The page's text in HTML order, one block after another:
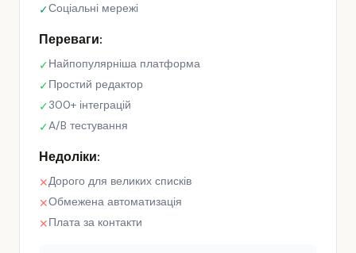
✓Соціальні мережі
Переваги:
✓Найпопулярніша платформа
✓Простий редактор
✓300+ інтеграцій
✓A/B тестування
Недоліки:
✕Дорого для великих списків
✕Обмежена автоматизація
✕Плата за контакти